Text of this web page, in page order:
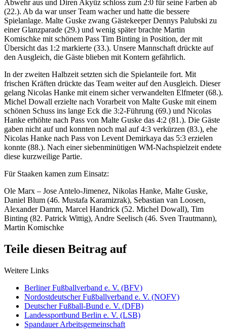
Abwehr aus und Diren Akyüz schloss zum 2:0 für seine Farben ab
(22.). Ab da war unser Team wacher und hatte die bessere
Spielanlage. Malte Guske zwang Gästekeeper Dennys Palubski zu
einer Glanzparade (29.) und wenig später brachte Martin
Komischke mit schönem Pass Tim Binting in Position, der mit
Übersicht das 1:2 markierte (33.). Unsere Mannschaft drückte auf
den Ausgleich, die Gäste blieben mit Kontern gefährlich.
In der zweiten Halbzeit setzten sich die Spielanteile fort. Mit
frischen Kräften drückte das Team weiter auf den Ausgleich. Dieser
gelang Nicolas Hanke mit einem sicher verwandelten Elfmeter (68.).
Michel Dowall erzielte nach Vorarbeit von Malte Guske mit einem
schönen Schuss ins lange Eck die 3:2-Führung (69.) und Nicolas
Hanke erhöhte nach Pass von Malte Guske das 4:2 (81.). Die Gäste
gaben nicht auf und konnten noch mal auf 4:3 verkürzen (83.), ehe
Nicolas Hanke nach Pass von Levent Demirkaya das 5:3 erzielen
konnte (88.). Nach einer siebenminütigen WM-Nachspielzeit endete
diese kurzweilige Partie.
Für Staaken kamen zum Einsatz:
Ole Marx – Jose Antelo-Jimenez, Nikolas Hanke, Malte Guske,
Daniel Blum (46. Mustafa Karamizrak), Sebastian van Loosen,
Alexander Damm, Marcel Handrick (52. Michel Dowall), Tim
Binting (82. Patrick Wittig), Andre Seelisch (46. Sven Trautmann),
Martin Komischke
Teile diesen Beitrag auf
Weitere Links
Berliner Fußballverband e. V. (BFV)
Nordostdeutscher Fußballverband e. V. (NOFV)
Deutscher Fußball-Bund e. V. (DFB)
Landessportbund Berlin e. V. (LSB)
Spandauer Arbeitsgemeinschaft